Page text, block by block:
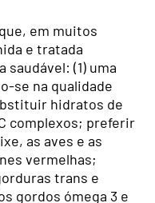
em muitos
e tratada
(1) uma
se na qualidade
hidratos de
complexos; preferir
as aves e as
vermelhas;
trans e
gordos ómega 3 e